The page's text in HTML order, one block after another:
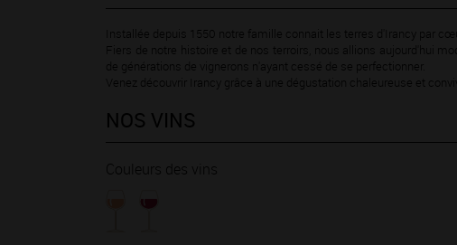
Installée depuis 1550 notre famille connait les terres d'Irancy par
Fiers de notre histoire et de nos terroirs, nous allions aujourd'hui
de générations de vignerons n'ayant cessé de se perfectionner.
Venez découvrir Irancy grâce à une dégustation chaleureuse et
NOS VINS
Couleurs des vins